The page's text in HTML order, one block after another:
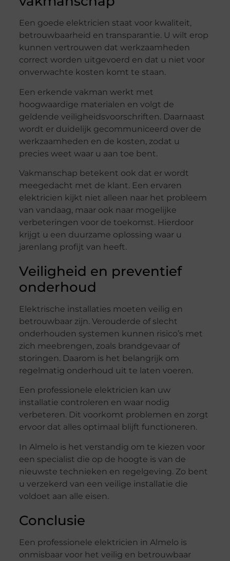
Een goede elektricien staat voor kwaliteit,
betrouwbaarheid en transparantie. U wilt erop
kunnen vertrouwen dat werkzaamheden
correct worden uitgevoerd en dat u niet voor
onverwachte kosten komt te staan.
Een erkende vakman werkt met
hoogwaardige materialen en volgt de
geldende veiligheidsvoorschriften. Daarnaast
wordt er duidelijk gecommuniceerd over de
werkzaamheden en de kosten, zodat u
precies weet waar u aan toe bent.
Vakmanschap betekent ook dat er wordt
meegedacht met de klant. Een ervaren
elektricien kijkt niet alleen naar het probleem
van vandaag, maar ook naar mogelijke
verbeteringen voor de toekomst. Hierdoor
krijgt u een duurzame oplossing waar u
jarenlang profijt van heeft.
Veiligheid en preventief
onderhoud
Elektrische installaties moeten veilig en
betrouwbaar zijn. Verouderde of slecht
onderhouden systemen kunnen risico’s met
zich meebrengen, zoals brandgevaar of
storingen. Daarom is het belangrijk om
regelmatig onderhoud uit te laten voeren.
Een professionele elektricien kan uw
installatie controleren en waar nodig
verbeteren. Dit voorkomt problemen en zorgt
ervoor dat alles optimaal blijft functioneren.
In Almelo is het verstandig om te kiezen voor
een specialist die op de hoogte is van de
nieuwste technieken en regelgeving. Zo bent
u verzekerd van een veilige installatie die
voldoet aan alle eisen.
Conclusie
Een professionele elektricien in Almelo is
onmisbaar voor het veilig en betrouwbaar